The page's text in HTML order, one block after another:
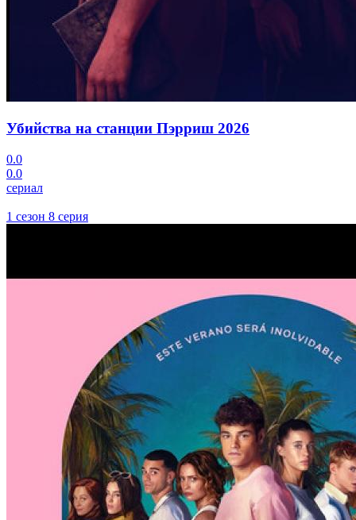
Убийства на станции Пэрриш 2026
0.0
0.0
сериал
1 сезон 8 серия